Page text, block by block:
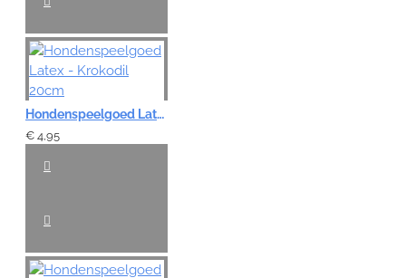
Hondenspeelgoed Latex - Krokodil 20cm
€ 4,95